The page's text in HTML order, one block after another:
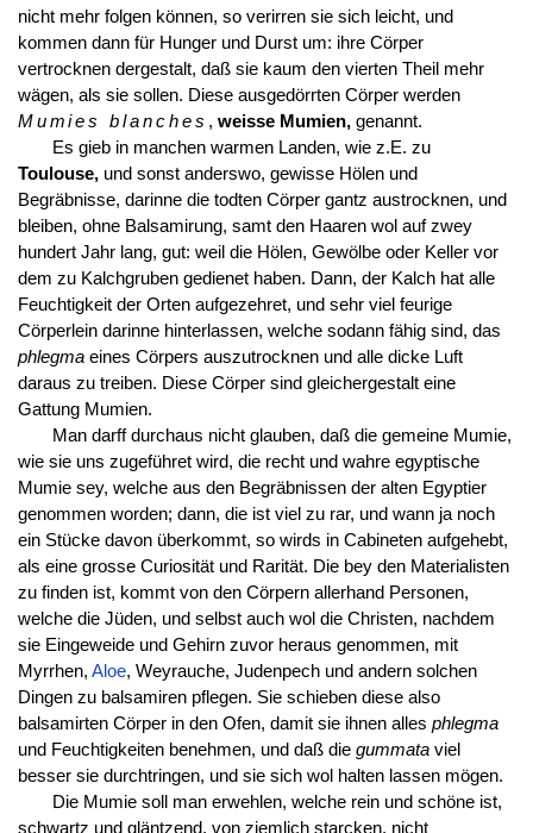
nicht mehr folgen können, so verirren sie sich leicht, und
kommen dann für Hunger und Durst um: ihre Cörper
vertrocknen dergestalt, daß sie kaum den vierten Theil mehr
wägen, als sie sollen. Diese ausgedörrten Cörper werden
Mumies blanches , weisse Mumien,genannt.
Es gieb in manchen warmen Landen, wie z.E. zu
Toulouse,und sonst anderswo, gewisse Hölen und
Begräbnisse, darinne die todten Cörper gantz austrocknen, und
bleiben, ohne Balsamirung, samt den Haaren wol auf zwey
hundert Jahr lang, gut: weil die Hölen, Gewölbe oder Keller vor
dem zu Kalchgruben gedienet haben. Dann, der Kalch hat alle
Feuchtigkeit der Orten aufgezehret, und sehr viel feurige
Cörperlein darinne hinterlassen, welche sodann fähig sind, das
phlegmaeines Cörpers auszutrocknen und alle dicke Luft
daraus zu treiben. Diese Cörper sind gleichergestalt eine
Gattung Mumien.
Man darff durchaus nicht glauben, daß die gemeine Mumie,
wie sie uns zugeführet wird, die recht und wahre egyptische
Mumie sey, welche aus den Begräbnissen der alten Egyptier
genommen worden; dann, die ist viel zu rar, und wann ja noch
ein Stücke davon überkommt, so wirds in Cabineten aufgehebt,
als eine grosse Curiosität und Rarität. Die bey den Materialisten
zu finden ist, kommt von den Cörpern allerhand Personen,
welche die Jüden, und selbst auch wol die Christen, nachdem
sie Eingeweide und Gehirn zuvor heraus genommen, mit
Myrrhen, Aloe, Weyrauche, Judenpech und andern solchen
Dingen zu balsamiren pflegen. Sie schieben diese also
balsamirten Cörper in den Ofen, damit sie ihnen alles phlegma
und Feuchtigkeiten benehmen, und daß die gummataviel
besser sie durchtringen, und sie sich wol halten lassen mögen.
Die Mumie soll man erwehlen, welche rein und schöne ist,
schwartz und gläntzend, von ziemlich starcken, nicht